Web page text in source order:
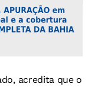
acredita que o